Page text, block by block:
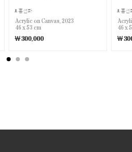
홍선화
Acrylic on Canvas, 2023
46 x 53 cm
￦300,000
홍선
46 x
￦